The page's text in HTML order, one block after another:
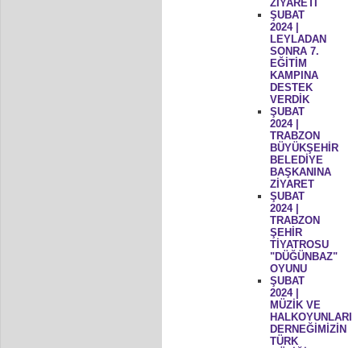
ZİYARETİ
ŞUBAT
2024 |
LEYLADAN
SONRA 7.
EĞİTİM
KAMPINA
DESTEK
VERDİK
ŞUBAT
2024 |
TRABZON
BÜYÜKŞEHİR
BELEDİYE
BAŞKANINA
ZİYARET
ŞUBAT
2024 |
TRABZON
ŞEHİR
TİYATROSU
"DÜĞÜNBAZ"
OYUNU
ŞUBAT
2024 |
MÜZİK VE
HALKOYUNLARI
DERNEĞİMİZİN
TÜRK